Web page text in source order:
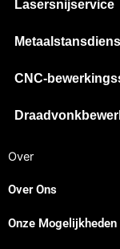
Lasersnijservice
CNC-
Over
Over Ons
Onze Mogelijkheden